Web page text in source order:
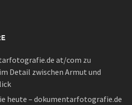
at/com zu
Detail zwischen Armut und
heute – dokumentarfotografie.de